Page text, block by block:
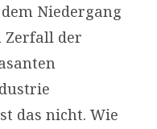
Niedergang
Zerfall der
das nicht. Wie